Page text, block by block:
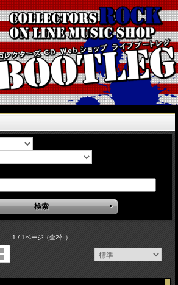
1 / 1ページ（全2件）